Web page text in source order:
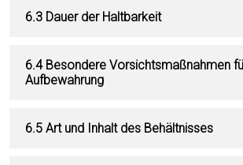
6.3 Dauer der Haltbarkeit
6.4 Besondere Vorsichtsmaßnahmen
Aufbewahrung
6.5 Art und Inhalt des Behältnisses